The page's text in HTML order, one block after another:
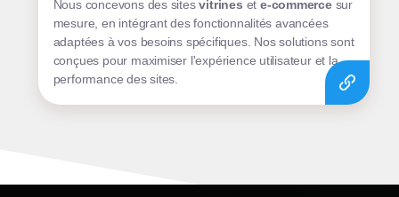
Nous concevons des sitesvitrines et e-commercesur
mesure, en intégrant des fonctionnalités avancées
adaptées à vos besoins spécifiques. Nos solutions sont
conçues pour maximiser l'expérience utilisateur et la
performance des sites.